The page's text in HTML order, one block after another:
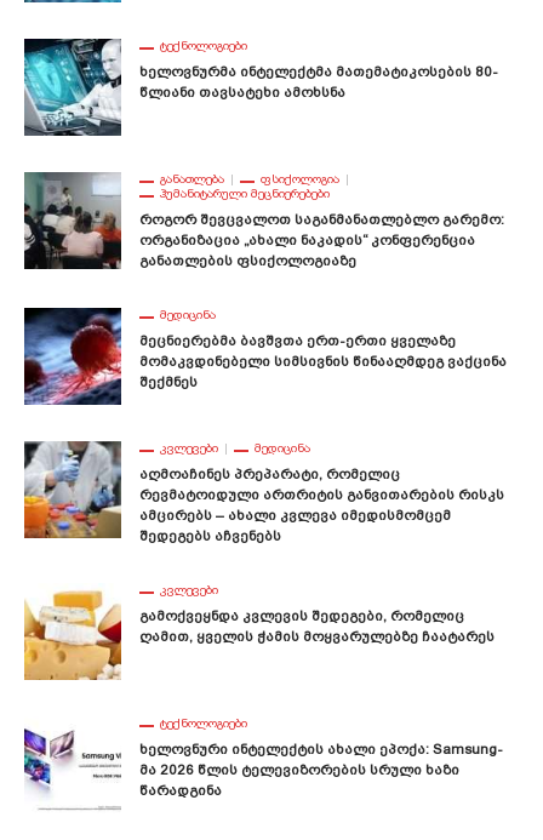
ᲢᲔᲥᲜᲝᲚᲝᲒᲘᲔᲑᲘ
Ხელოვნურმა Ინტელექტმა Მათემატიკოსების 80-
Წლიანი Თავსატეხი Ამოხსნა
ᲒᲐᲜᲐᲗᲚᲔᲑᲐ
ᲤᲡᲘᲥᲝᲚᲝᲒᲘᲐ
ᲰᲣᲛᲐᲜᲘᲢᲐᲠᲣᲚᲘ ᲛᲔᲪᲜᲘᲔᲠᲔᲑᲔᲑᲘ
Როგორ Შევცვალოთ Საგანმანათლებლო Გარემო:
Ორგანიზაცია „ახალი Ნაკადის“ Კონფერენცია
Განათლების Ფსიქოლოგიაზე
ᲛᲔᲓᲘᲪᲘᲜᲐ
Მეცნიერებმა Ბავშვთა Ერთ-Ერთი Ყველაზე
Მომაკვდინებელი Სიმსივნის Წინააღმდეგ Ვაქცინა
Შექმნეს
ᲙᲕᲚᲔᲕᲔᲑᲘ ᲛᲔᲓᲘᲪᲘᲜᲐ
Აღმოაჩინეს Პრეპარატი, Რომელიც
Რევმატოიდული Ართრიტის Განვითარების Რისკს
Ამცირებს – Ახალი Კვლევა Იმედისმომცემ
Შედეგებს Აჩვენებს
ᲙᲕᲚᲔᲕᲔᲑᲘ
Გამოქვეყნდა Კვლევის Შედეგები, Რომელიც
Ღამით, Ყველის Ჭამის Მოყვარულებზე Ჩაატარეს
ᲢᲔᲥᲜᲝᲚᲝᲒᲘᲔᲑᲘ
Ხელოვნური Ინტელექტის Ახალი Ეპოქა: Samsung-
Მა 2026 Წლის Ტელევიზორების Სრული Ხაზი
Წარადგინა